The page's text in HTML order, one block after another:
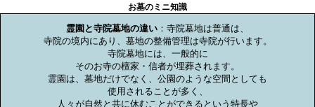
お墓のミニ知識
霊園と寺院墓地の違い ：寺院墓地は普通は、
寺院の境内にあり、墓地の整備管理は寺院が行います。
寺院墓地には、一般的に
そのお寺の檀家・信者が埋葬されます。
霊園は、墓地だけでなく、公園のような空間としても
使用されることが多く、
人々が自然と共に休むことができるという特長や